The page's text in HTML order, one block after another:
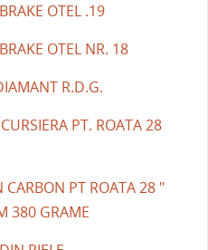
OTEL .19
OTEL NR. 18
R.D.G.
PT. ROATA 28
CARBON PT ROATA 28 "
380 GRAME